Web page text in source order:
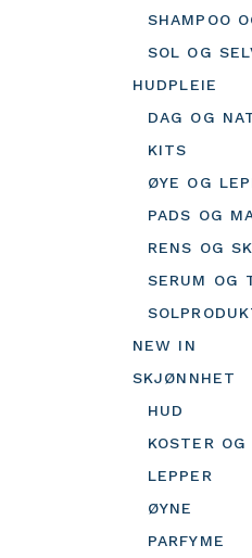
SHAMPOO
SOL OG
HUDPLEIE
DAG OG
KITS
ØYE OG
PADS OG
RENS OG
SERUM OG
NEW IN
SKJØNNHET
HUD
KOSTER
LEPPER
ØYNE
PARFYME